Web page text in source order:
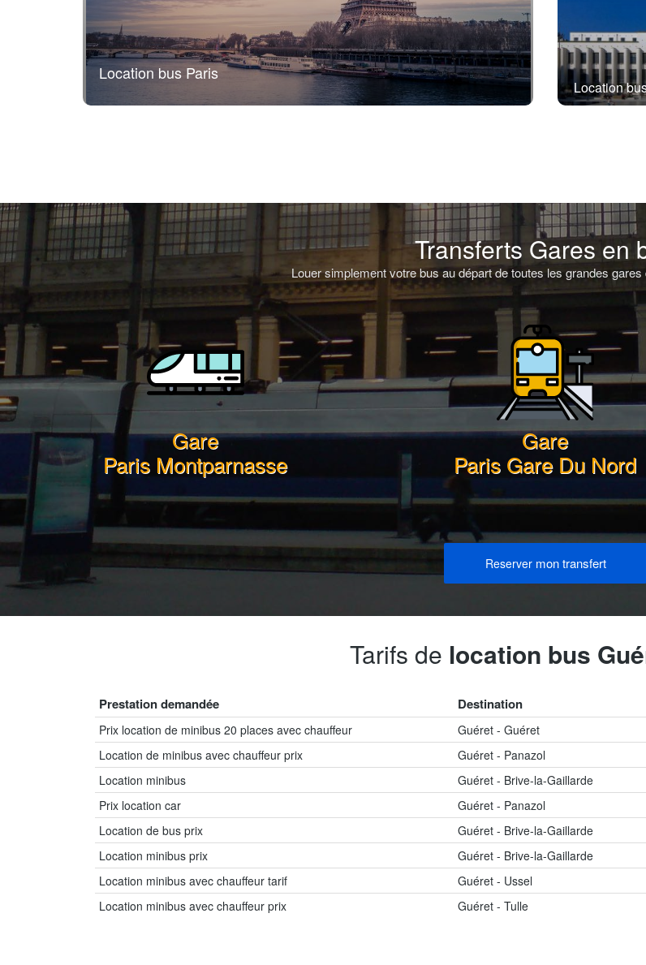
Location bus Paris
Location
Transferts Gares en
Louer simplement votre bus au départ de toutes les grandes
Gare
Paris Montparnasse
Gare
Paris Gare Du Nord
Reserver mon transfert
Tarifs de location bus
Prestation demandée Destination
Prix location de minibus 20 places avec chauffeur Guéret - Guéret
Location de minibus avec chauffeur prix
Guéret - Panazol
Location minibus
Guéret - Brive-la-Gaillarde
Prix location car
Guéret - Panazol
Location de bus prix
Guéret - Brive-la-Gaillarde
Location minibus prix
Guéret - Brive-la-Gaillarde
Location minibus avec chauffeur tarif
Guéret - Ussel
Location minibus avec chauffeur prix
Guéret - Tulle